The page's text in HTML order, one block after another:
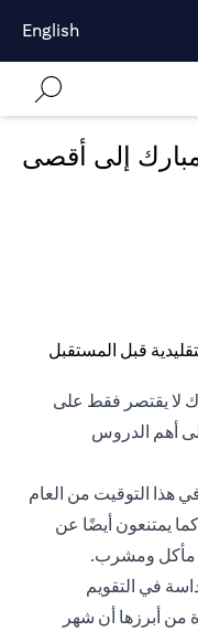
English
إلى أقصى
لا يقتصر فقط على
أهم الدروس
هذا التوقيت من العام
يمتنعون أيضًا عن
مأكل ومشرب.
في التقويم
من أبرزها أن شهر